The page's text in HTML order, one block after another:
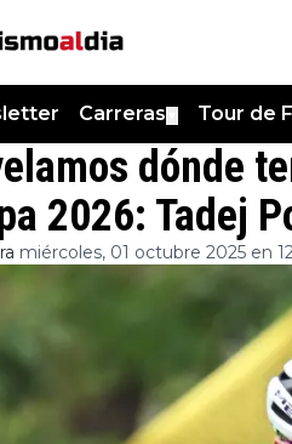
Carreras Tour de
dónde
2026: Tadej
miércoles, 01 octubre 2025 en